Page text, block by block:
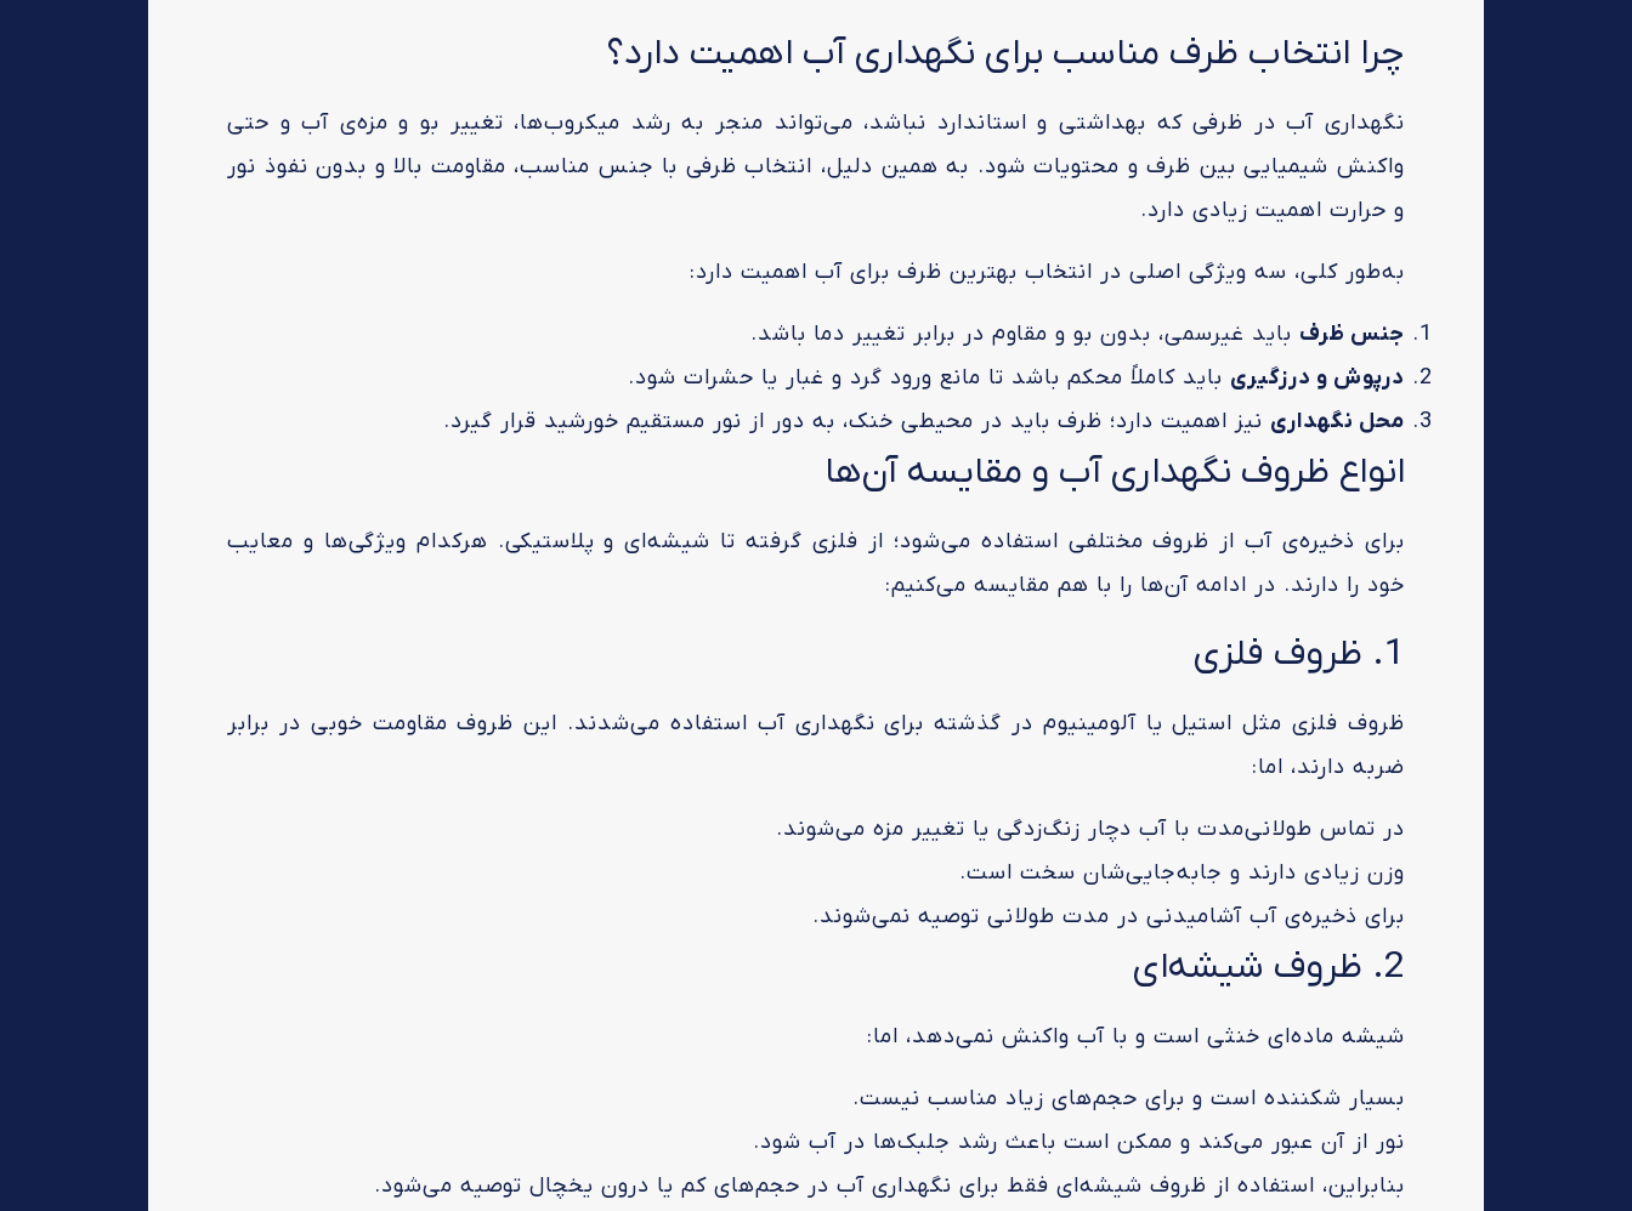
چرا انتخاب ظرف مناسب برای نگهداری آب اهمیت دارد؟
نگهداری آب در ظرفی که بهداشتی و استاندارد نباشد، می‌تواند منجر به رشد میکروب‌ها، تغییر بو و مزه‌ی آب و حتی
واکنش شیمیایی بین ظرف و محتویات شود. به همین دلیل، انتخاب ظرفی با جنس مناسب، مقاومت بالا و بدون نفوذ نور
و حرارت اهمیت زیادی دارد.
به‌طور کلی، سه ویژگی اصلی در انتخاب بهترین ظرف برای آب اهمیت دارد:
جنس ظرف باید غیرسمی، بدون بو و مقاوم در برابر تغییر دما باشد.
درپوش و درزگیری باید کاملاً محکم باشد تا مانع ورود گرد و غبار یا حشرات شود.
محل نگهداری نیز اهمیت دارد؛ ظرف باید در محیطی خنک، به دور از نور مستقیم خورشید قرار گیرد.
انواع ظروف نگهداری آب و مقایسه آن‌ها
برای ذخیره‌ی آب از ظروف مختلفی استفاده می‌شود؛ از فلزی گرفته تا شیشه‌ای و پلاستیکی. هرکدام ویژگی‌ها و معایب
خود را دارند. در ادامه آن‌ها را با هم مقایسه می‌کنیم:
1. ظروف فلزی
ظروف فلزی مثل استیل یا آلومینیوم در گذشته برای نگهداری آب استفاده می‌شدند. این ظروف مقاومت خوبی در برابر
ضربه دارند، اما:
در تماس طولانی‌مدت با آب دچار زنگ‌زدگی یا تغییر مزه می‌شوند.
وزن زیادی دارند و جابه‌جایی‌شان سخت است.
برای ذخیره‌ی آب آشامیدنی در مدت طولانی توصیه نمی‌شوند.
2. ظروف شیشه‌ای
شیشه ماده‌ای خنثی است و با آب واکنش نمی‌دهد، اما:
بسیار شکننده است و برای حجم‌های زیاد مناسب نیست.
نور از آن عبور می‌کند و ممکن است باعث رشد جلبک‌ها در آب شود.
بنابراین، استفاده از ظروف شیشه‌ای فقط برای نگهداری آب در حجم‌های کم یا درون یخچال توصیه می‌شود.